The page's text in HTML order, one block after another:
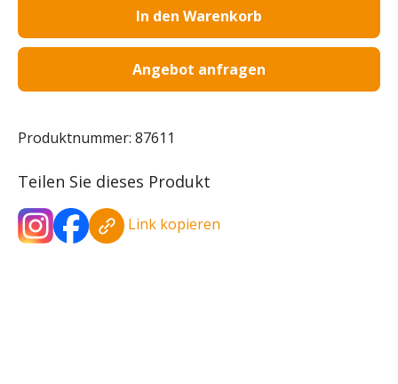
In den Warenkorb
Angebot anfragen
Produktnummer: 87611
Teilen Sie dieses Produkt
Link kopieren